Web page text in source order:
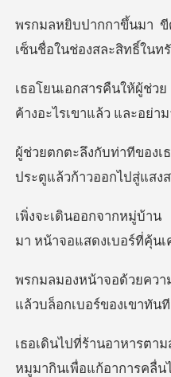
เซ็นชื่อใน
ค้างอะไรเ
ปร
ห